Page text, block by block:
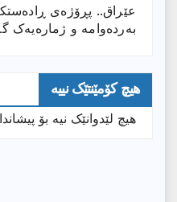
عێراق.. پڕۆژەی
بەردەوامە و ژمارەیەک
هیچ کۆمێنتێک نییە
هیچ لێدوانێک نیە بۆ